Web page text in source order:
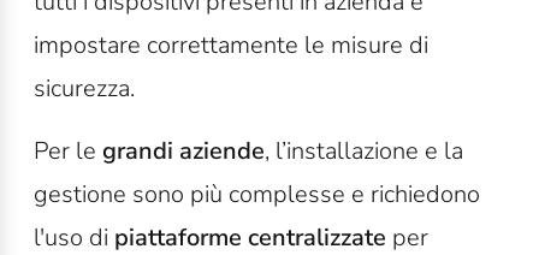
impostare correttamente le misure di
sicurezza.
Per le grandi aziende, l’installazione e la
gestione sono più complesse e richiedono
l'uso di piattaforme centralizzate per